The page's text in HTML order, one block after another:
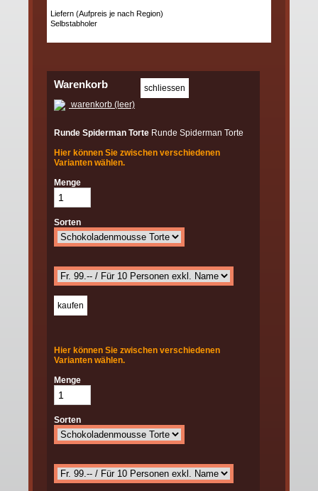
Liefern (Aufpreis je nach Region)
Selbstabholer
Warenkorb
warenkorb (leer)
Runde Spiderman Torte Runde Spiderman Torte
Hier können Sie zwischen verschiedenen
Varianten wählen.
Menge
Sorten
Hier können Sie zwischen verschiedenen
Varianten wählen.
Menge
Sorten